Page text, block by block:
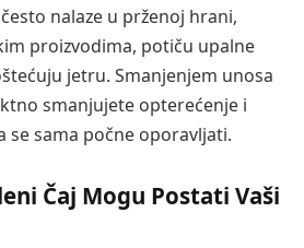
nalaze u prženoj hrani,
proizvodima, potiču upalne
jetru. Smanjenjem unosa
smanjujete opterećenje i
se sama počne oporavljati.
Čaj Mogu Postati Vaši